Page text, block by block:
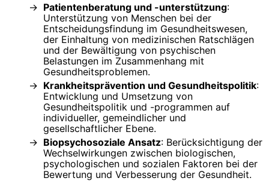
Patientenberatung und -unterstützung:
Unterstützung von Menschen bei der
Entscheidungsfindung im Gesundheitswesen,
der Einhaltung von medizinischen Ratschlägen
und der Bewältigung von psychischen
Belastungen im Zusammenhang mit
Gesundheitsproblemen.
Krankheitsprävention und Gesundheitspolitik:
Entwicklung und Umsetzung von
Gesundheitspolitik und -programmen auf
individueller, gemeindlicher und
gesellschaftlicher Ebene.
Biopsychosoziale Ansatz: Berücksichtigung der
Wechselwirkungen zwischen biologischen,
psychologischen und sozialen Faktoren bei der
Bewertung und Verbesserung der Gesundheit.